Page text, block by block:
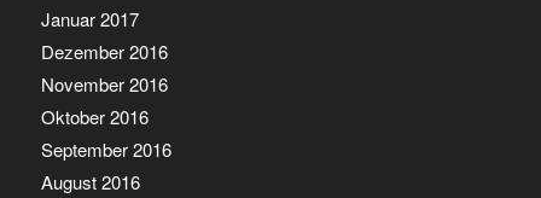
Januar 2017
Dezember 2016
November 2016
Oktober 2016
September 2016
August 2016